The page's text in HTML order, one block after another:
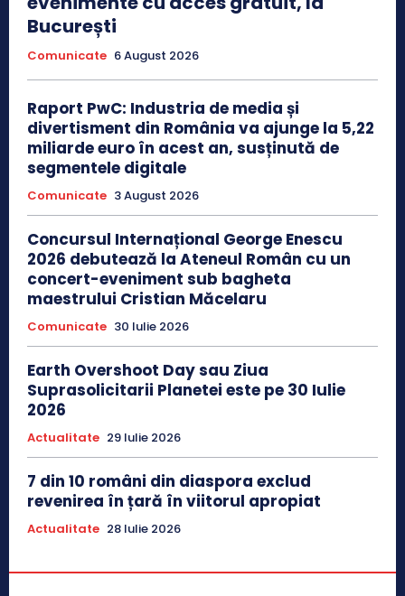
București
Comunicate 6 August 2026
Raport PwC: Industria de media și
divertisment din România va ajunge la 5,22
miliarde euro în acest an, susținută de
segmentele digitale
Comunicate 3 August 2026
Concursul Internațional George Enescu
2026 debutează la Ateneul Român cu un
concert-eveniment sub bagheta
maestrului Cristian Măcelaru
Comunicate 30 Iulie 2026
Earth Overshoot Day sau Ziua
Suprasolicitarii Planetei este pe 30 Iulie
2026
Actualitate 29 Iulie 2026
7 din 10 români din diaspora exclud
revenirea în țară în viitorul apropiat
Actualitate 28 Iulie 2026